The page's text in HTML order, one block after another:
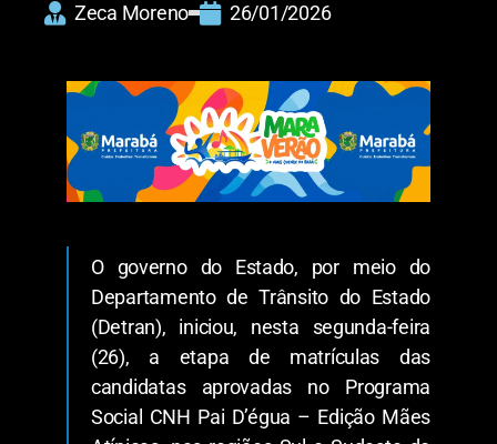
Zeca Moreno 26/01/2026
O governo do Estado, por meio do
Departamento de Trânsito do Estado
(Detran), iniciou, nesta segunda-feira
(26), a etapa de matrículas das
candidatas aprovadas no Programa
Social CNH Pai D’égua – Edição Mães